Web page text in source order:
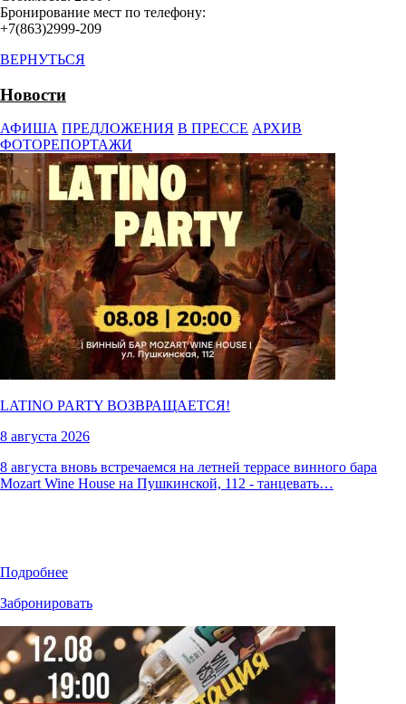
Бронирование мест по телефону:
+7(863)2999-209
ВЕРНУТЬСЯ
Новости
АФИША ПРЕДЛОЖЕНИЯ В ПРЕССЕ АРХИВ
ФОТОРЕПОРТАЖИ
LATINO PARTY ВОЗВРАЩАЕТСЯ!
8 августа 2026
8 августа вновь встречаемся на летней террасе винного бара
Mozart Wine House на Пушкинской, 112 - танцевать…
Подробнее
Забронировать